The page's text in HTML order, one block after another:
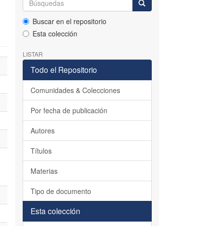
Buscar en el repositorio
Esta colección
LISTAR
Todo el Repositorio
Comunidades & Colecciones
Por fecha de publicación
Autores
Títulos
Materias
Tipo de documento
Esta colección